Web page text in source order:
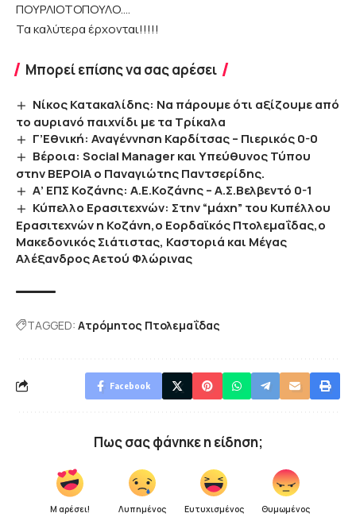
ΠΟΥΡΛΙΟΤΟΠΟΥΛΟ….
Τα καλύτερα έρχονται!!!!!
Μπορεί επίσης να σας αρέσει
Νίκος Κατακαλίδης: Να πάρουμε ότι αξίζουμε από
το αυριανό παιχνίδι με τα Τρίκαλα
Γ’Εθνική: Αναγέννηση Καρδίτσας – Πιερικός 0-0
Βέροια: Social Manager και Υπεύθυνος Τύπου
στην ΒΕΡΟΙΑ ο Παναγιώτης Παντσερίδης.
Α’ ΕΠΣ Κοζάνης: Α.Ε.Κοζάνης – Α.Σ.Βελβεντό 0-1
Κύπελλο Ερασιτεχνών: Στην “μάχη” του Κυπέλλου
Ερασιτεχνών η Κοζάνη,ο Εορδαϊκός Πτολεμαΐδας,ο
Μακεδονικός Σιάτιστας, Καστοριά και Μέγας
Αλέξανδρος Αετού Φλώρινας
TAGGED: Ατρόμητος Πτολεμαΐδας
Facebook
Πως σας φάνηκε η είδηση;
Μ αρέσει! Λυπημένος Ευτυχισμένος Θυμωμένος